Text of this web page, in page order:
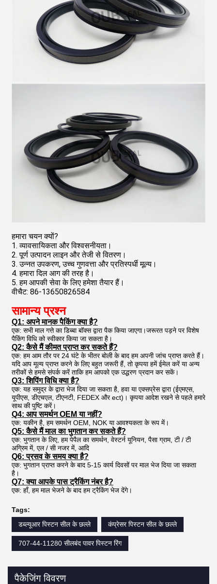
हमारा चयन क्यों?
1. व्यावसायिकता और विश्वसनीयता।
2. पूर्ण उत्पादन लाइन और तेजी से वितरण।
3. उन्नत उपकरण, उच्च गुणवत्ता और प्रतिस्पर्धी मूल्य।
4. हमारा दिल आग की तरह है।
5. हम आपकी सेवा के लिए हमेशा तैयार हैं।
वीचैट: 86-13650826584
सामान्य प्रश्न
Q1: अपने मानक पैकिंग क्या है?
एक: सभी माल गत्ते का डिब्बा बॉक्स द्वारा पैक किया जाएगा।जरूरत पड़ने पर विशेष
पैकिंग विधि को स्वीकार किया जा सकता है।
Q2: कैसे मैं कीमत प्राप्त कर सकते हैं?
एक: हम आम तौर पर 24 घंटे के भीतर बोली के बाद हम अपनी जांच प्राप्त करते हैं।
यदि आप मूल्य प्राप्त करने के लिए बहुत जरूरी हैं, तो कृपया हमें ईमेल करें या अन्य
तरीकों से हमसे संपर्क करें ताकि हम आपको एक उद्धरण प्रदान कर सकें।
Q3: शिपिंग विधि क्या है?
एक: यह समुद्र के द्वारा भेज दिया जा सकता है, हवा या एक्सप्रेस द्वारा (ईएमएस,
यूपीएस, डीएचएल, टीएनटी, FEDEX और ect)। कृपया आदेश रखने से पहले हमारे
साथ की पुष्टि करें।
Q4: आप समर्थन OEM या नहीं?
एक: यकीन है, हम समर्थन OEM, NOK या आवश्यकता के रूप में।
Q5: कैसे मैं माल का भुगतान कर सकते हैं?
एक: भुगतान के लिए, हम पेपैल का समर्थन, वेस्टर्न यूनियन, पैसा ग्राम, टी / टी
अग्रिम में, एल / सी नजर में, आदि
Q6: प्रसव के समय क्या है?
एक: भुगतान प्राप्त करने के बाद 5-15 कार्य दिवसों पर माल भेज दिया जा सकता
है।
Q7: क्या आपके पास ट्रैकिंग नंबर है?
एक: हाँ, हम माल भेजने के बाद हम ट्रैकिंग भेज देंगे।
Tags:
डब्ल्यूआर पिस्टन सील के छल्ले
कंप्रेसर पिस्टन सील के छल्ले
707-44-11280 सीलबंद पावर पिस्टन रिंग
पैकेजिंग विवरण